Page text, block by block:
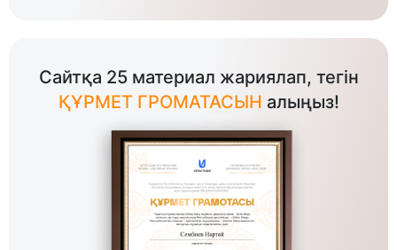
Сайтқа 25 материал жариялап, тегін
ҚҰРМЕТ ГРОМАТАСЫН алыңыз!